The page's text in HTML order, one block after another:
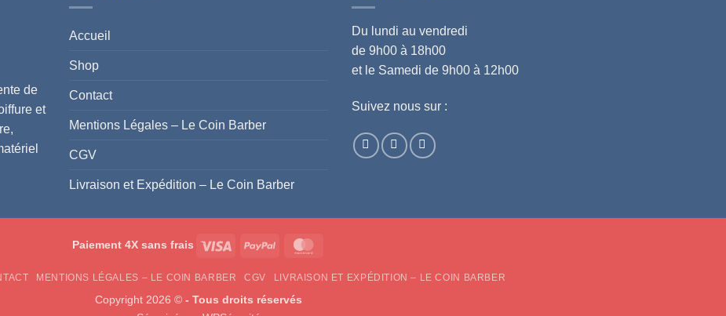
de
et
Accueil
Shop
Contact
Mentions Légales – Le Coin Barber
CGV
Livraison et Expédition – Le Coin Barber
Du lundi au vendredi
de 9h00 à 18h00
et le Samedi de 9h00 à 12h00
Suivez nous sur :
Paiement 4X sans frais Visa PayPal
MENTIONS LÉGALES – LE COIN BARBER CGV LIVRAISON ET EXPÉDITION – LE COIN BARBER
Copyright 2026 © - Tous droits réservés